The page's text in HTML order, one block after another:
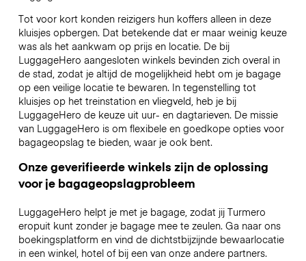
Tot voor kort konden reizigers hun koffers alleen in deze
kluisjes opbergen. Dat betekende dat er maar weinig keuze
was als het aankwam op prijs en locatie. De bij
LuggageHero aangesloten winkels bevinden zich overal in
de stad, zodat je altijd de mogelijkheid hebt om je bagage
op een veilige locatie te bewaren. In tegenstelling tot
kluisjes op het treinstation en vliegveld, heb je bij
LuggageHero de keuze uit uur- en dagtarieven. De missie
van LuggageHero is om flexibele en goedkope opties voor
bagageopslag te bieden, waar je ook bent.
Onze geverifieerde winkels zijn de oplossing
voor je bagageopslagprobleem
LuggageHero helpt je met je bagage, zodat jij Turmero
eropuit kunt zonder je bagage mee te zeulen. Ga naar ons
boekingsplatform en vind de dichtstbijzijnde bewaarlocatie
in een winkel, hotel of bij een van onze andere partners.